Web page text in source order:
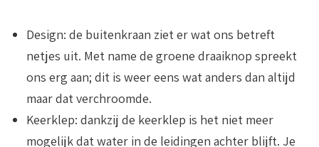
Design: de buitenkraan ziet er wat ons betreft
netjes uit. Met name de groene draaiknop spreekt
ons erg aan; dit is weer eens wat anders dan altijd
maar dat verchroomde.
Keerklep: dankzij de keerklep is het niet meer
mogelijk dat water in de leidingen achter blijft. Je